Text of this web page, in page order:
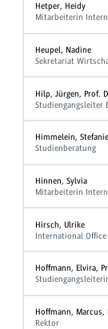
Hetper, Heidy
Mitarbeiterin
Heupel, Nadine
Sekretariat
Hilp, Jürgen, Prof.
Studiengangsleiter
Himmelein, Stefanie
Studienberatung
Hinnen, Sylvia
Mitarbeiterin
Hirsch, Ulrike
International Office
Hoffmann, Elvira,
Hoffmann, Marcus,
Rektor